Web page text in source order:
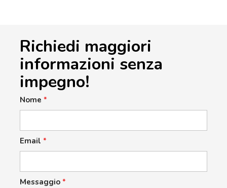
Richiedi maggiori
informazioni senza
impegno!
Nome *
Email *
Messaggio *